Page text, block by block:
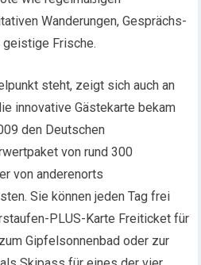
Wanderungen, Gesprächs-
Frische.
steht, zeigt sich auch an
innovative Gästekarte bekam
den Deutschen
von rund 300
von anderenorts
Sie können jeden Tag frei
PLUS-Karte Freiticket für
Gipfelsonnenbad oder zur